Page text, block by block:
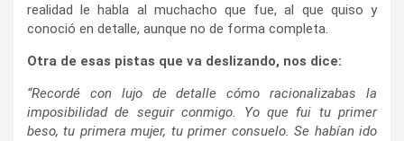
realidad le habla al muchacho que fue, al que quiso y
conoció en detalle, aunque no de forma completa.
Otra de esas pistas que va deslizando, nos dice:
“Recordé con lujo de detalle cómo racionalizabas la
imposibilidad de seguir conmigo. Yo que fui tu primer
beso, tu primera mujer, tu primer consuelo. Se habían ido